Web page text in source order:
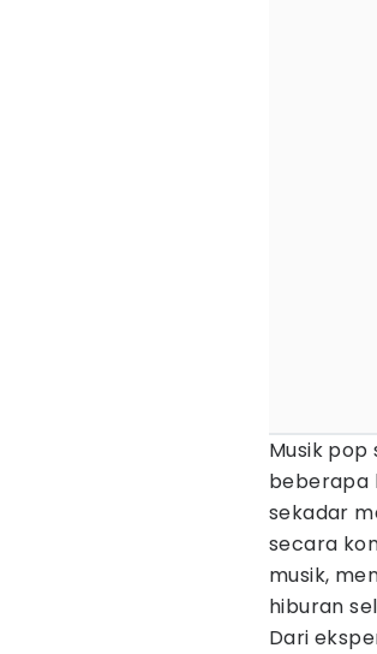
Musik
beberapa
sekadar
secara
musik,
hiburan
Dari